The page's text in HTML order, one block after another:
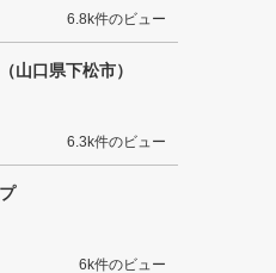
6.8k件のビュー
山口県下松市）
6.3k件のビュー
6k件のビュー